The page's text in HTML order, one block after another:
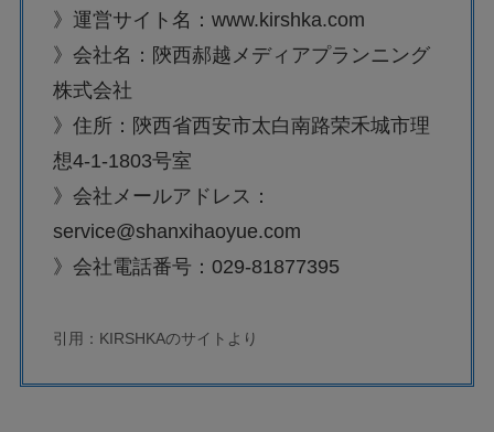
》運営サイト名：www.kirshka.com
》会社名：陝西郝越メディアプランニング
株式会社
》住所：陝西省西安市太白南路荣禾城市理
想4-1-1803号室
》会社メールアドレス：
service@shanxihaoyue.com
》会社電話番号：029-81877395
引用：KIRSHKAのサイトより